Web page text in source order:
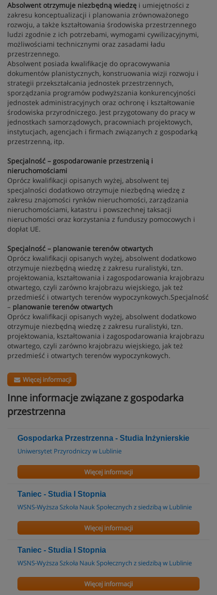
Absolwent otrzymuje niezbędną wiedzę i umiejętności z
zakresu konceptualizacji i planowania zrównoważonego
rozwoju, a także kształtowania środowiska przestrzennego
ludzi zgodnie z ich potrzebami, wymogami cywilizacyjnymi,
możliwościami technicznymi oraz zasadami ładu
przestrzennego.
Absolwent posiada kwalifikacje do opracowywania
dokumentów planistycznych, konstruowania wizji rozwoju i
strategii przekształcania jednostek przestrzennych,
sporządzania programów podwyższania konkurencyjności
jednostek administracyjnych oraz ochronę i kształtowanie
środowiska przyrodniczego. Jest przygotowany do pracy w
jednostkach samorządowych, pracowniach projektowych,
instytucjach, agencjach i firmach związanych z gospodarką
przestrzenną, itp.
Specjalność – gospodarowanie przestrzenią i
nieruchomościami
Oprócz kwalifikacji opisanych wyżej, absolwent tej
specjalności dodatkowo otrzymuje niezbędną wiedzę z
zakresu znajomości rynków nieruchomości, zarządzania
nieruchomościami, katastru i powszechnej taksacji
nieruchomości oraz korzystania z funduszy pomocowych i
dopłat UE.
Specjalność – planowanie terenów otwartych
Oprócz kwalifikacji opisanych wyżej, absolwent dodatkowo
otrzymuje niezbędną wiedzę z zakresu ruralistyki, tzn.
projektowania, kształtowania i zagospodarowania krajobrazu
otwartego, czyli zarówno krajobrazu wiejskiego, jak też
przedmieść i otwartych terenów wypoczynkowych.Specjalność
– planowanie terenów otwartych
Oprócz kwalifikacji opisanych wyżej, absolwent dodatkowo
otrzymuje niezbędną wiedzę z zakresu ruralistyki, tzn.
projektowania, kształtowania i zagospodarowania krajobrazu
otwartego, czyli zarówno krajobrazu wiejskiego, jak też
przedmieść i otwartych terenów wypoczynkowych.
Więcej informacji
Inne informacje związane z gospodarka
przestrzenna
Gospodarka Przestrzenna - Studia Inżynierskie
Uniwersytet Przyrodniczy w Lublinie
Więcej informacji
Taniec - Studia I Stopnia
WSNS-Wyższa Szkoła Nauk Społecznych z siedzibą w Lublinie
Więcej informacji
Taniec - Studia I Stopnia
WSNS-Wyższa Szkoła Nauk Społecznych z siedzibą w Lublinie
Więcej informacji